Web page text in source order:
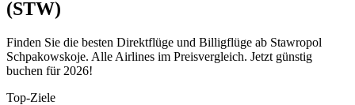
(STW)
Finden Sie die besten Direktflüge und Billigflüge ab Stawropol
Schpakowskoje. Alle Airlines im Preisvergleich. Jetzt günstig
buchen für 2026!
Top-Ziele